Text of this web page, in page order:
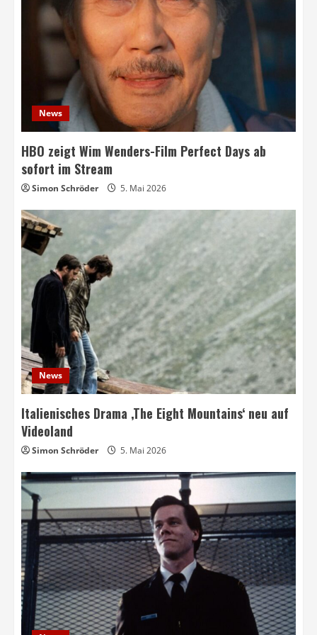
News
HBO zeigt Wim Wenders-Film Perfect Days ab
sofort im Stream
Simon Schröder 5. Mai 2026
News
Italienisches Drama ‚The Eight Mountains‘ neu auf
Videoland
Simon Schröder 5. Mai 2026